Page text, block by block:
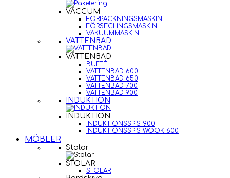
VACCUM
FÖRPACKNINGSMASKIN
FÖRSEGLINGSMASKIN
VAKUUMMASKIN
VATTENBAD
VATTENBAD
BUFFÉ
VATTENBAD 600
VATTENBAD 650
VATTENBAD 700
VATTENBAD 900
INDUKTION
INDUKTION
INDUKTIONSSPIS-900
INDUKTIONSSPIS-WOOK-600
MÖBLER
Stolar
STOLAR
STOLAR